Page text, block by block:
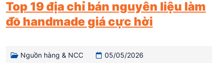
Top 19 địa chỉ bán nguyên liệu làm
đồ handmade giá cực hời
Nguồn hàng & NCC
05/05/2026